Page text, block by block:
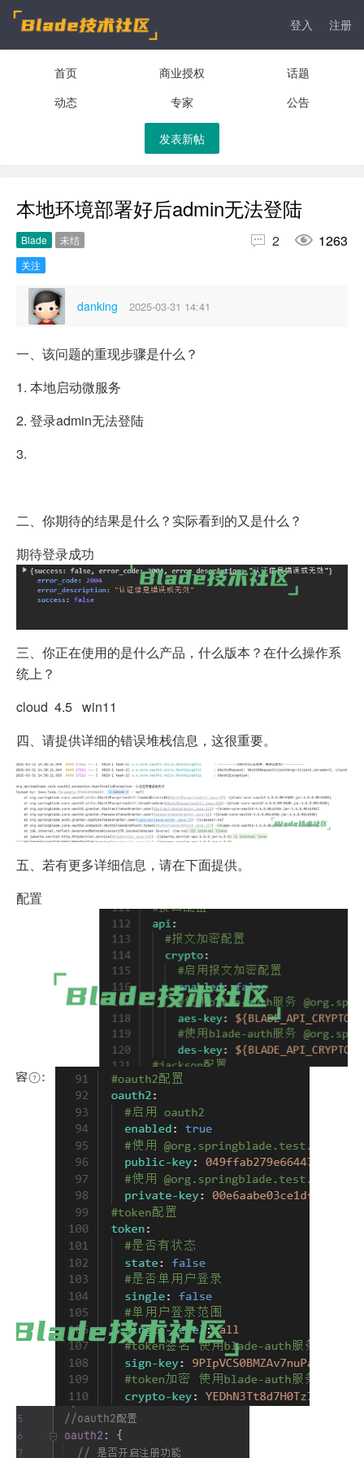
登入 注册
首页 商业授权
话题
动态
专家 公告
发表新帖
本地环境部署好后admin无法登陆
Blade
未结
关注
 2  1263
danking 2025-03-31 14:41
一、该问题的重现步骤是什么？
1. 本地启动微服务
2. 登录admin无法登陆
3.
二、你期待的结果是什么？实际看到的又是什么？
期待登录成功
三、你正在使用的是什么产品，什么版本？在什么操作系
统上？
cloud 4.5 win11
四、请提供详细的错误堆栈信息，这很重要。
五、若有更多详细信息，请在下面提供。
配置